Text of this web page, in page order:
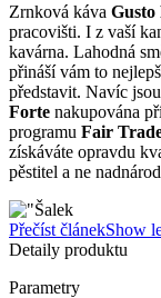
Zrnková káva Gusto
pracovišti. I z vaší
kavárna. Lahodná
přináší vám to
představit. Navíc
Forte nakupována
programu Fair
získáváte opravdu
pěstitel a ne
Přečíst článekShow
Detaily produktu
Parametry